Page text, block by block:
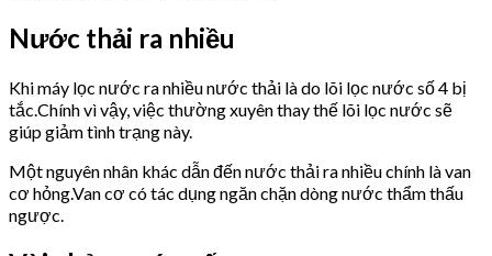
Nước thải ra nhiều
Khi máy lọc nước ra nhiều nước thải là do lõi lọc nước số 4 bị
tắc.Chính vì vậy, việc thường xuyên thay thế lõi lọc nước sẽ
giúp giảm tình trạng này.
Một nguyên nhân khác dẫn đến nước thải ra nhiều chính là van
cơ hỏng.Van cơ có tác dụng ngăn chặn dòng nước thẩm thấu
ngược.